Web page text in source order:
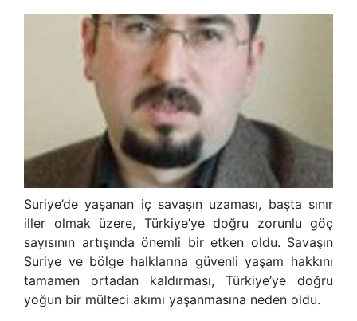
Suriye’de yaşanan iç savaşın uzaması, başta sınır
iller olmak üzere, Türkiye’ye doğru zorunlu göç
sayısının artışında önemli bir etken oldu. Savaşın
Suriye ve bölge halklarına güvenli yaşam hakkını
tamamen ortadan kaldırması, Türkiye’ye doğru
yoğun bir mülteci akımı yaşanmasına neden oldu.